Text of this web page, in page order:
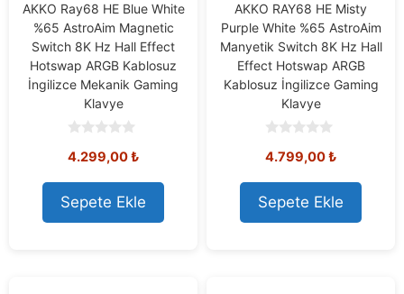
AKKO Ray68 HE Blue White
%65 AstroAim Magnetic
Switch 8K Hz Hall Effect
Hotswap ARGB Kablosuz
İngilizce Mekanik Gaming
Klavye
o
t
o
f
5
4.299,00₺
Sepete Ekle
AKKO RAY68 HE Misty
Purple White %65 AstroAim
Manyetik Switch 8K Hz Hall
Effect Hotswap ARGB
Kablosuz İngilizce Gaming
Klavye
o
t
o
f
5
4.799,00₺
Sepete Ekle